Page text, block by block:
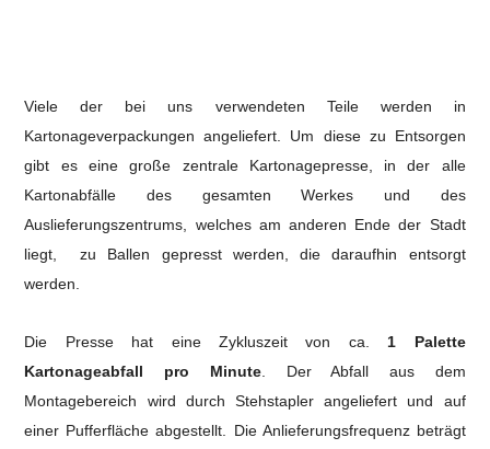
Viele der bei uns verwendeten Teile werden in
Kartonageverpackungen angeliefert. Um diese zu Entsorgen
gibt es eine große zentrale Kartonagepresse, in der alle
Kartonabfälle des gesamten Werkes und des
Auslieferungszentrums, welches am anderen Ende der Stadt
liegt, zu Ballen gepresst werden, die daraufhin entsorgt
werden.
Die Presse hat eine Zykluszeit von ca. 1 Palette
Kartonageabfall pro Minute. Der Abfall aus dem
Montagebereich wird durch Stehstapler angeliefert und auf
einer Pufferfläche abgestellt. Die Anlieferungsfrequenz beträgt